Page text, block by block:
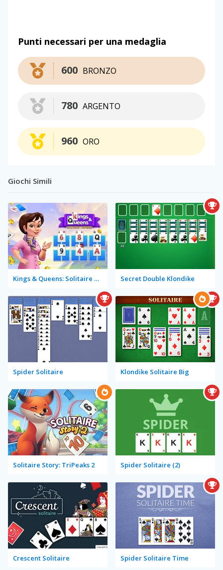
Punti necessari per una medaglia
BRONZO
600
ARGENTO
780
ORO
960
Giochi Simili
Kings & Queens: Solitaire Tripeaks Secret Double Klondike
Spider Solitaire Klondike Solitaire Big
Solitaire Story: TriPeaks 2 Spider Solitaire (2)
Crescent Solitaire Spider Solitaire Time